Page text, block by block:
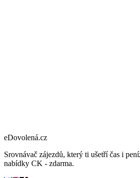
eDovolená.cz
Srovnávač zájezdů, který ti ušetří čas i
nabídky CK - zdarma.